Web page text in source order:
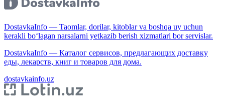
DostavkaInfo — Taomlar, dorilar, kitoblar va boshqa uy uchun
kerakli bo‘lagan narsalarni yetkazib berish xizmatlari bor servislar.
DostavkaInfo — Каталог сервисов, предлагающих доставку
еды, лекарств, книг и товаров для дома.
dostavkainfo.uz